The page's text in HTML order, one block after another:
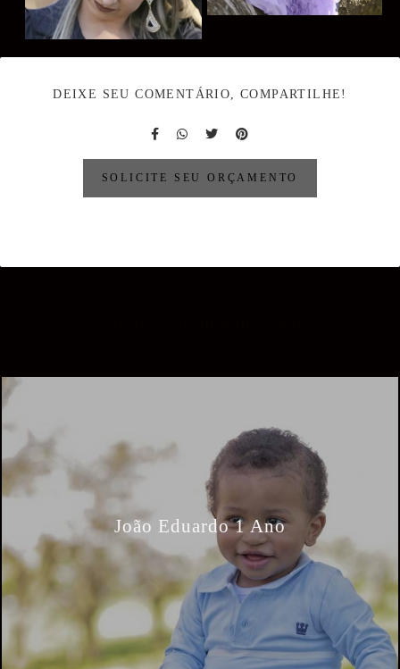
DEIXE SEU COMENTÁRIO, COMPARTILHE!
SOLICITE SEU ORÇAMENTO
João Eduardo 1 Ano